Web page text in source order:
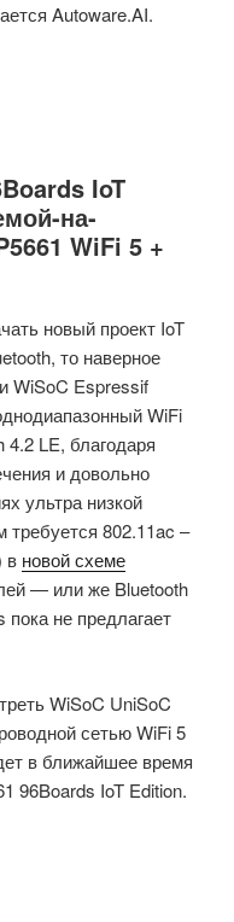
Autoware.AI.
IoT
на-
WiFi 5 +
новый проект IoT
то наверное
WiSoC Espressif
WiFi
4.2 LE, благодаря
и довольно
ультра низкой
802.11ac –
в новой схеме
— или же Bluetooth
не предлагает
WiSoC UniSoC
сетью WiFi 5
в ближайшее время
96Boards IoT Edition.